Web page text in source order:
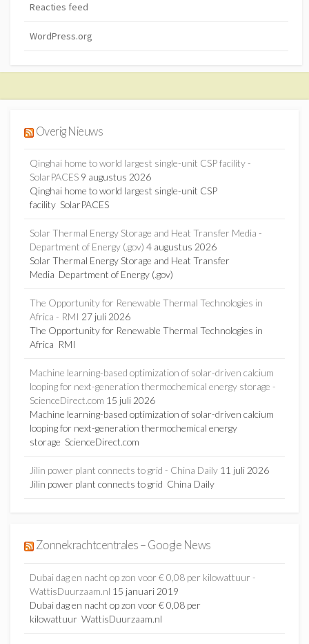
Reacties feed
WordPress.org
Overig Nieuws
Qinghai home to world largest single-unit CSP facility -
SolarPACES 9 augustus 2026
Qinghai home to world largest single-unit CSP
facility SolarPACES
Solar Thermal Energy Storage and Heat Transfer Media -
Department of Energy (.gov) 4 augustus 2026
Solar Thermal Energy Storage and Heat Transfer
Media Department of Energy (.gov)
The Opportunity for Renewable Thermal Technologies in
Africa - RMI 27 juli 2026
The Opportunity for Renewable Thermal Technologies in
Africa RMI
Machine learning-based optimization of solar-driven calcium
looping for next-generation thermochemical energy storage -
ScienceDirect.com 15 juli 2026
Machine learning-based optimization of solar-driven calcium
looping for next-generation thermochemical energy
storage ScienceDirect.com
Jilin power plant connects to grid - China Daily 11 juli 2026
Jilin power plant connects to grid China Daily
Zonnekrachtcentrales – Google News
Dubai dag en nacht op zon voor € 0,08 per kilowattuur -
WattisDuurzaam.nl 15 januari 2019
Dubai dag en nacht op zon voor € 0,08 per
kilowattuur WattisDuurzaam.nl